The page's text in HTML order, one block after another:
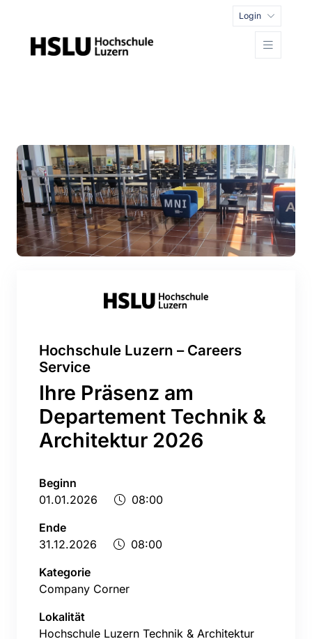
Login
Hochschule Luzern – Careers
Service
Ihre Präsenz am
Departement Technik &
Architektur 2026
Beginn
01.01.2026
08:00
Ende
31.12.2026
08:00
Kategorie
Company Corner
Lokalität
Hochschule Luzern Technik & Architektur